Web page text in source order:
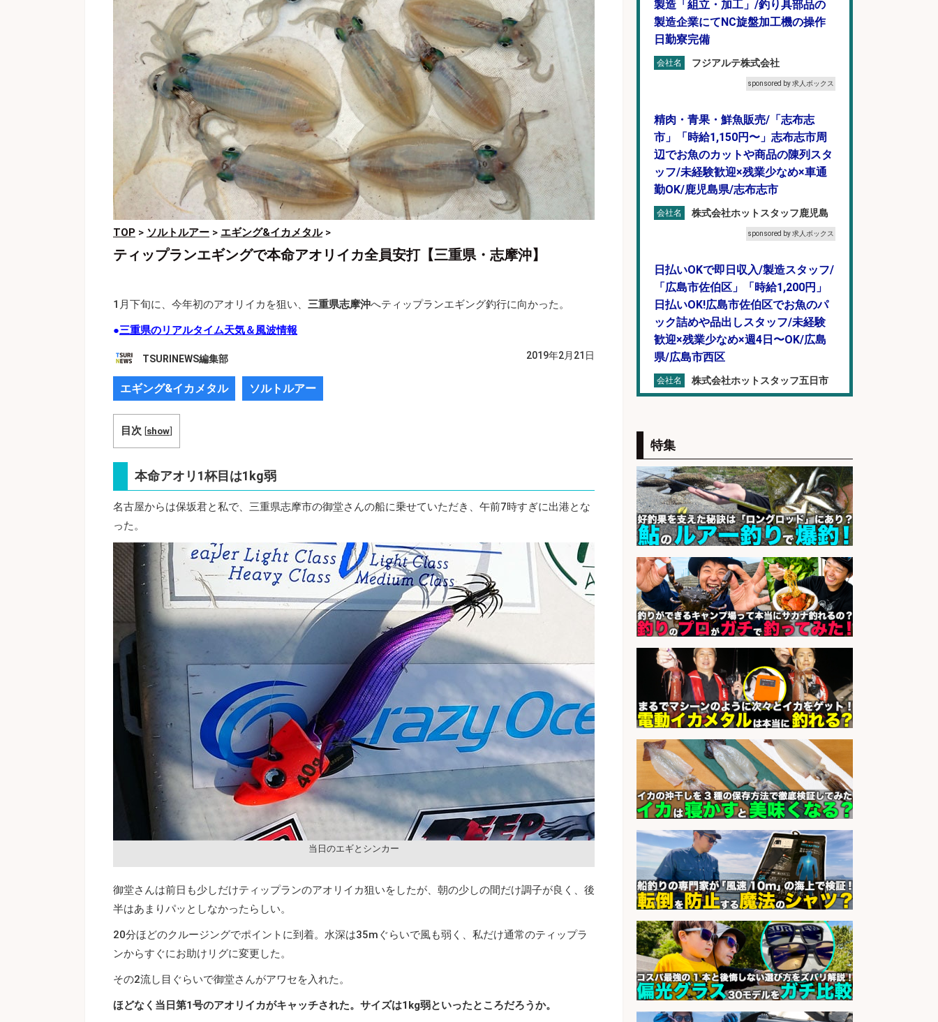
TOP > ソルトルアー > エギング&イカメタル>
ティップランエギングで本命アオリイカ全員安打【三重県・志摩沖】
1月下旬に、今年初のアオリイカを狙い、 三重県志摩沖へティップランエギング釣行に向かった。
●三重県のリアルタイム天気＆風波情報
TSURINEWS編集部 2019年2月21日
エギング&イカメタル ソルトルアー
目次 [show]
本命アオリ1杯目は1kg弱
名古屋からは保坂君と私で、三重県志摩市の御堂さんの船に乗せていただき、午前7時すぎに出港とな
った。
当日のエギとシンカー
御堂さんは前日も少しだけティップランのアオリイカ狙いをしたが、朝の少しの間だけ調子が良く、後
半はあまりパッとしなかったらしい。
20分ほどのクルージングでポイントに到着。水深は35mぐらいで風も弱く、私だけ通常のティップラ
ンからすぐにお助けリグに変更した。
その2流し目ぐらいで御堂さんがアワセを入れた。
ほどなく当日第1号のアオリイカがキャッチされた。サイズは1kg弱といったところだろうか。
製造「組立・加工」/釣り具部品の
製造企業にてNC旋盤加工機の操作
日勤寮完備
会社名 フジアルテ株式会社
sponsored by 求人ボックス
精肉・青果・鮮魚販売/「志布志
市」「時給1,150円〜」志布志市周
辺でお魚のカットや商品の陳列スタ
ッフ/未経験歓迎×残業少なめ×車通
勤OK/鹿児島県/志布志市
会社名 株式会社ホットスタッフ鹿児島
sponsored by 求人ボックス
日払いOKで即日収入/製造スタッフ/
「広島市佐伯区」「時給1,200円」
日払いOK!広島市佐伯区でお魚のパ
ック詰めや品出しスタッフ/未経験
歓迎×残業少なめ×週4日〜OK/広島
県/広島市西区
会社名 株式会社ホットスタッフ五日市
日払いOKで即日収入/製造スタッフ/
「広島市佐伯区」給与日払い可!「時
給1,200円」広島市佐伯区でお魚の
パック詰めや品出し業務/残業少な
め×週4日〜OK×車通勤OK/広島県/広
島市西区
会社名 株式会社ホットスタッフ五日市
sponsored by 求人ボックス
営業事務/「大津市」釣り具メーカ
ーの物流事務・営業アシスタント/
小野駅徒歩6分/「時給1,300円」/大
型連休あり×残業なし×土日祝休み/
滋賀県
会社名 株式会社ホットスタッフ滋賀
sponsored by 求人ボックス
日払いOKで即日収入/販売スタッフ/
「調理なし・軽作業スタート」お魚
のパック詰め&品出し/週4日から勤
務OK/希望休が取得できる/広島県
会社名 株式会社ホットスタッフ五日市
sponsored by 求人ボックス
精肉・青果・鮮魚販売/「志布志
市」お魚のカットや商品の陳列スタ
ッフ/志布志市/「時給1,150円〜」/
未経験歓迎×残業少なめ×車通勤OK/
鹿児島県
会社名 株式会社ホットスタッフ鹿児島
sponsored by 求人ボックス
特集